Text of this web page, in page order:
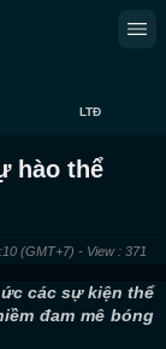
LTĐ
hào thể
(GMT+7) - View : 371
các sự kiện thể
đam mê bóng